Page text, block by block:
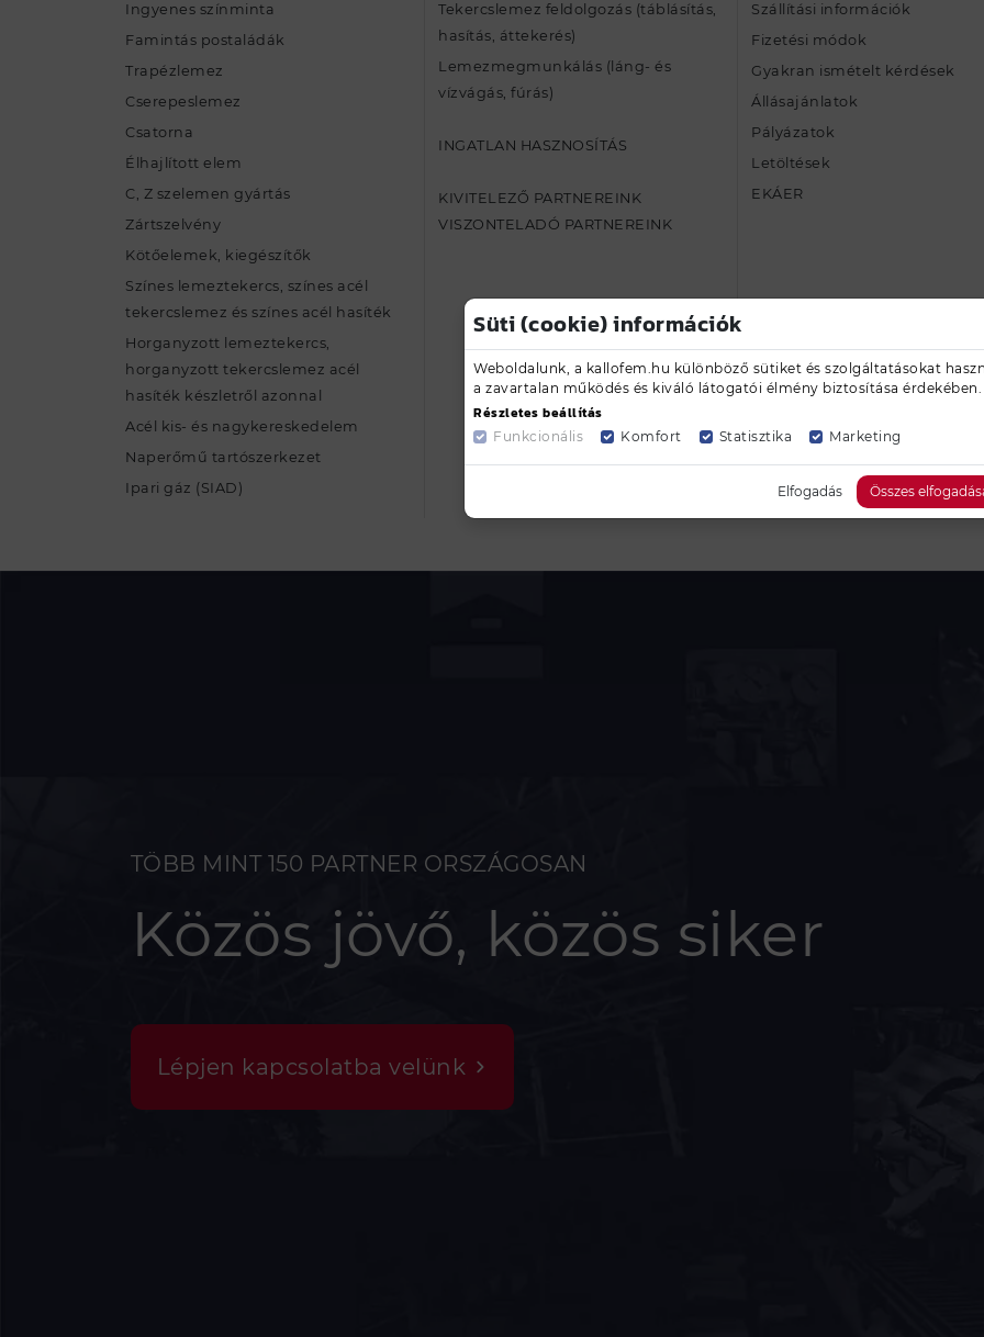
Ingyenes színminta
Famintás postaládák
Trapézlemez
Cserepeslemez
Csatorna
Élhajlított elem
C, Z szelemen gyártás
Zártszelvény
Kötőelemek, kiegészítők
Színes lemeztekercs, színes acél
tekercslemez és színes acél hasíték
Horganyzott lemeztekercs,
horganyzott tekercslemez acél
hasíték készletről azonnal
Acél kis- és nagykereskedelem
Naperőmű tartószerkezet
Ipari gáz (SIAD)
Tekercslemez feldolgozás (táblásítás,
hasítás, áttekerés)
Lemezmegmunkálás (láng- és
vízvágás, fúrás)
INGATLAN HASZNOSÍTÁS
KIVITELEZŐ PARTNEREINK
VISZONTELADÓ PARTNEREINK
Szállítási információk
Fizetési módok
Gyakran ismételt kérdések
Állásajánlatok
Pályázatok
Letöltések
EKÁER
TÖBB MINT 150 PARTNER ORSZÁGOSAN
Közös jövő, közös siker
Lépjen kapcsolatba velünk
Süti (cookie) információk
Weboldalunk, a kallofem.hu különböző sütiket és szolgáltatásokat
a zavartalan működés és kiváló látogatói élmény biztosítása érdekében.
Részletes beállítás
Funkcionális Komfort Statisztika Marketing
Elfogadás Összes